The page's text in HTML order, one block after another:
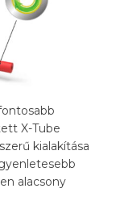
X-Tube
kialakítása
alacsony